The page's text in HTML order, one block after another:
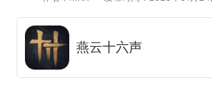
燕云十六声